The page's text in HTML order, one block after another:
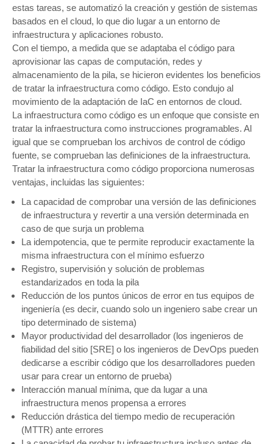
estas tareas, se automatizó la creación y gestión de sistemas
basados en el cloud, lo que dio lugar a un entorno de
infraestructura y aplicaciones robusto.
Con el tiempo, a medida que se adaptaba el código para
aprovisionar las capas de computación, redes y
almacenamiento de la pila, se hicieron evidentes los beneficios
de tratar la infraestructura como código. Esto condujo al
movimiento de la adaptación de IaC en entornos de cloud.
La infraestructura como código es un enfoque que consiste en
tratar la infraestructura como instrucciones programables. Al
igual que se comprueban los archivos de control de código
fuente, se comprueban las definiciones de la infraestructura.
Tratar la infraestructura como código proporciona numerosas
ventajas, incluidas las siguientes:
La capacidad de comprobar una versión de las definiciones
de infraestructura y revertir a una versión determinada en
caso de que surja un problema
La idempotencia, que te permite reproducir exactamente la
misma infraestructura con el mínimo esfuerzo
Registro, supervisión y solución de problemas
estandarizados en toda la pila
Reducción de los puntos únicos de error en tus equipos de
ingeniería (es decir, cuando solo un ingeniero sabe crear un
tipo determinado de sistema)
Mayor productividad del desarrollador (los ingenieros de
fiabilidad del sitio [SRE] o los ingenieros de DevOps pueden
dedicarse a escribir código que los desarrolladores pueden
usar para crear un entorno de prueba)
Interacción manual mínima, que da lugar a una
infraestructura menos propensa a errores
Reducción drástica del tiempo medio de recuperación
(MTTR) ante errores